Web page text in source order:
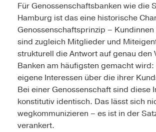
Für Genossenschaftsbanken wie die
Hamburg ist das eine historische
Genossenschaftsprinzip –
sind zugleich Mitglieder und
strukturell die Antwort auf genau den
Banken am häufigsten gemacht
eigene Interessen über die ihrer
Bei einer Genossenschaft sind diese
konstitutiv identisch. Das lässt sich
wegkommunizieren – es ist in der
verankert.